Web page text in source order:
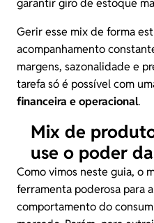
garantir giro de estoque
Gerir esse mix de forma
acompanhamento
margens, sazonalidade e
tarefa só é possível com
financeira e operacional.
Mix de
use o poder
Como vimos neste guia, o
ferramenta poderosa para
comportamento do